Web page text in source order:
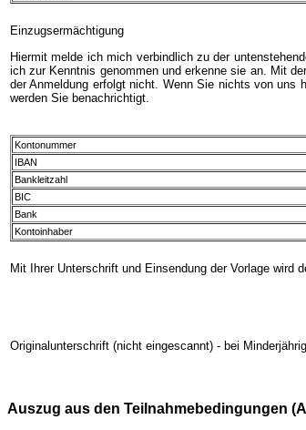
Einzugsermächtigung
Hiermit melde ich mich verbindlich zu der
ich zur Kenntnis genommen und erkenne sie an. Mit
der Anmeldung erfolgt nicht. Wenn Sie nichts von uns
werden Sie benachrichtigt.
Kontonummer
IBAN
Bankleitzahl
BIC
Bank
Kontoinhaber
Mit Ihrer Unterschrift und Einsendung der Vorlage wird
Originalunterschrift (nicht eingescannt) - bei
Auszug aus den Teilnahmebedingungen